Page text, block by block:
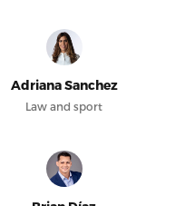
Adriana Sanchez
Law and sport